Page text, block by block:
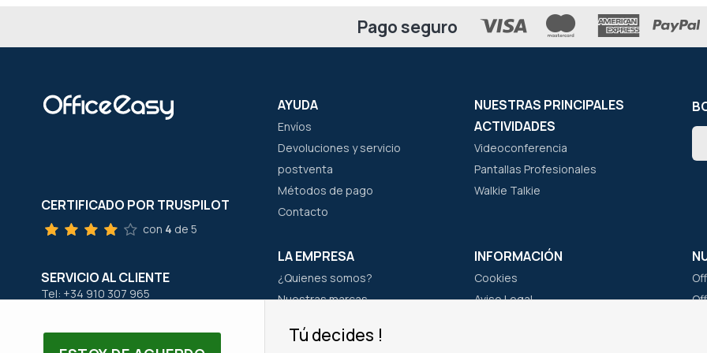
Tú decides !
Pago seguro
CERTIFICADO POR TRUSPILOT
con 4 de 5
SERVICIO AL CLIENTE
Tel: +34 910 307 965
AYUDA
Envíos
Devoluciones y servicio
postventa
Métodos de pago
Contacto
NUESTRAS PRINCIPALES
ACTIVIDADES
Videoconferencia
Pantallas Profesionales
Walkie Talkie
LA EMPRESA
¿Quienes somos?
Nuestras marcas
INFORMACIÓN
Cookies
Aviso Legal